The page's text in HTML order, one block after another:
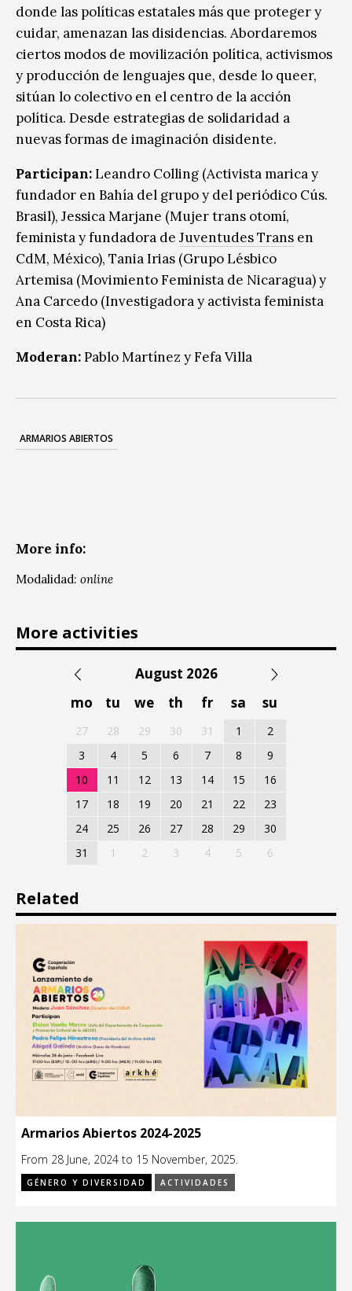
donde las políticas estatales más que proteger y
cuidar, amenazan las disidencias. Abordaremos
ciertos modos de movilización política, activismos
y producción de lenguajes que, desde lo queer,
sitúan lo colectivo en el centro de la acción
política. Desde estrategias de solidaridad a
nuevas formas de imaginación disidente.
Participan:Leandro Colling (Activista marica y
fundador en Bahía del grupo y del periódico Cús.
Brasil), Jessica Marjane (Mujer trans otomí,
feminista y fundadora de Juventudes Trans en
CdM, México), Tania Irias (Grupo Lésbico
Artemisa (Movimiento Feminista de Nicaragua) y
Ana Carcedo (Investigadora y activista feminista
en Costa Rica)
Moderan:Pablo Martínez y Fefa Villa
ARMARIOS ABIERTOS
More info:
Modalidad: online
More activities
August 2026
mo
tu we th fr sa su
27 28 29 30 31 1
2
3
4 5 6 7 8
9
10
11 12 13 14 15
16
17
18 19 20 21 22
23
24
25 26 27 28 29
30
31
1 2 3 4 5 6
Related
Armarios Abiertos 2024-2025
From 28 June, 2024 to 15 November, 2025.
GÉNERO Y DIVERSIDAD ACTIVIDADES